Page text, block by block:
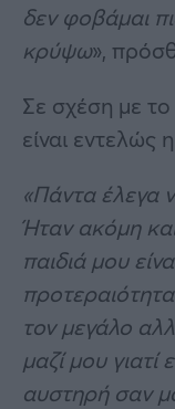
δεν φοβάμαι
κρύψω»,
Σε σχέση με το
είναι εντελώς
«Πάντα έλεγα
Ήταν ακόμη
παιδιά μου
τον μεγάλο
μαζί μου γιατί
αυστηρή σαν